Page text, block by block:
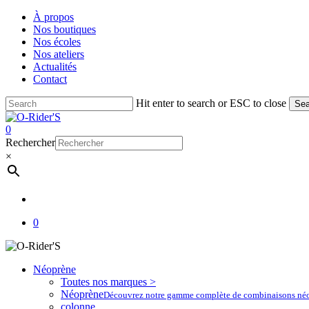
Skip
main
content
À propos
Nos boutiques
Nos écoles
Nos ateliers
Actualités
Contact
Hit enter to search or ESC to close
Close
Search
account
0
Menu
Rechercher
×
0
Néoprène
Toutes nos marques >
NéoprèneDécouvrez notre gamme complète de combinaisons
colonne